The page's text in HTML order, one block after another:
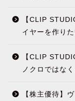
【CLIP
イヤーを作り
【CLIP
ノクロではな
【株主優待】